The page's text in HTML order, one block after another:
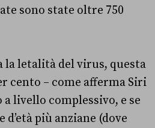
sono state oltre 750
la letalità del virus, questa
cento – come afferma Siri
a livello complessivo, e se
più anziane (dove